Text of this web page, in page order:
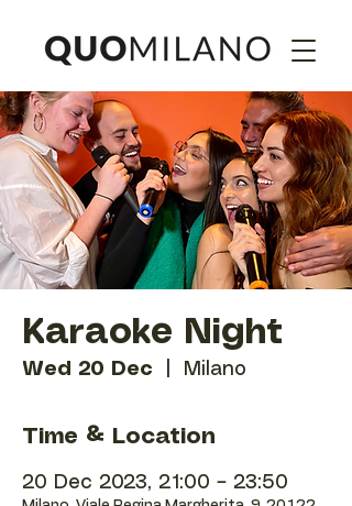
Karaoke Night
Wed 20 Dec Milano
Time & Location
20 Dec 2023, 21:00 – 23:50